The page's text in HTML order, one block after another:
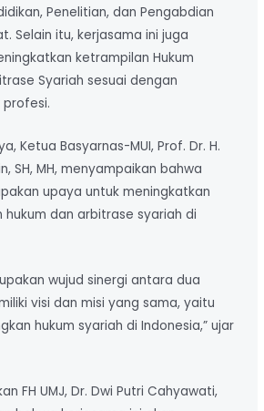
Penelitian, dan Pengabdian
Selain itu, kerjasama ini juga
ketrampilan Hukum
Syariah sesuai dengan
Ketua Basyarnas-MUI, Prof. Dr. H.
SH, MH, menyampaikan bahwa
upaya untuk meningkatkan
hukum dan arbitrase syariah di
wujud sinergi antara dua
visi dan misi yang sama, yaitu
hukum syariah di Indonesia,” ujar
FH UMJ, Dr. Dwi Putri Cahyawati,